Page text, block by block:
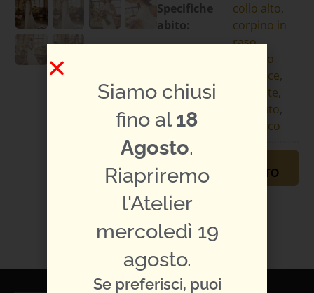
Specifiche
abito:
collo alto
corpino in
raso,
corpino
semplice
elegante
scivolato
strascico
APPUNTAMENTO
TI PIACE L'ABITO?
CONDIVIDILO:
Siamo chiusi
fino al18
Agosto.
Riapriremo
l'Atelier
mercoledì 19
agosto.
Se preferisci, puoi